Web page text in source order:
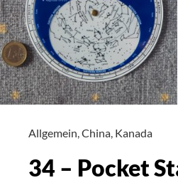
Allgemein China Kanada
34 – Pocket